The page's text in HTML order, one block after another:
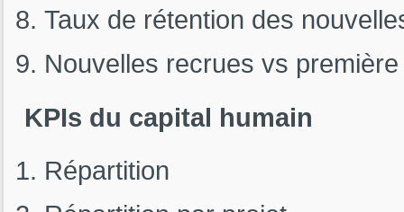
Taux de rétention des
Nouvelles recrues vs
KPIs du capital humain
Répartition